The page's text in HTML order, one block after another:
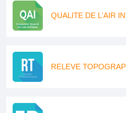
QUALITE DE L'AIR
RELEVE